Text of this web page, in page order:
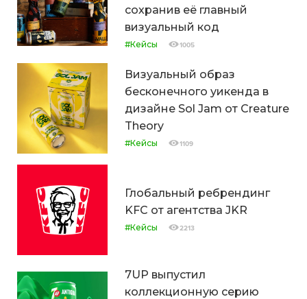
сохранив её главный
визуальный код
#Кейсы 1005
Визуальный образ
бесконечного уикенда в
дизайне Sol Jam от Creature
Theory
#Кейсы 1109
Глобальный ребрендинг
KFC от агентства JKR
#Кейсы 2213
7UP выпустил
коллекционную серию